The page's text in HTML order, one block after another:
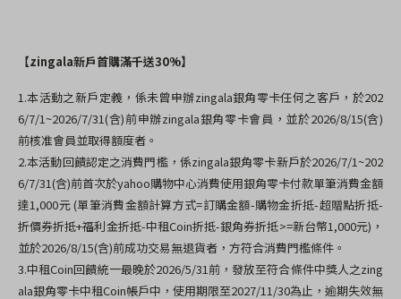
【zingala新戶首購滿千送30%】
1.本活動之新戶定義，係未曾申辦zingala銀角零卡任何之客戶，於202
6/7/1~2026/7/31(含)前申辦zingala銀角零卡會員，並於2026/8/15(含)
前核准會員並取得額度者。
2.本活動回饋認定之消費門檻，係zingala銀角零卡新戶於2026/7/1~202
6/7/31(含)前首次於yahoo購物中心消費使用銀角零卡付款單筆消費金額
達1,000元 (單筆消費金額計算方式=訂購金額-購物金折抵-超贈點折抵-
折價券折抵+福利金折抵-中租Coin折抵-銀角券折抵>=新台幣1,000元)，
並於2026/8/15(含)前成功交易無退貨者，方符合消費門檻條件。
3.中租Coin回饋統一最晚於2026/5/31前，發放至符合條件中獎人之zing
ala銀角零卡中租Coin帳戶中，使用期限至2027/11/30為止，逾期失效無